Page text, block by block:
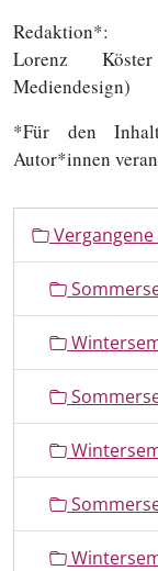
Redaktion*:
Lorenz
Mediendesign)
*Für den
Autor*innen
t
o